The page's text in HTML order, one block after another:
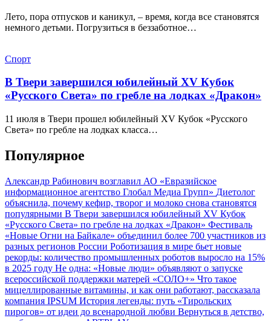
Лето, пора отпусков и каникул, – время, когда все становятся
немного детьми. Погрузиться в беззаботное…
Спорт
В Твери завершился юбилейный XV Кубок
«Русского Света» по гребле на лодках «Дракон»
11 июля в Твери прошел юбилейный XV Кубок «Русского
Света» по гребле на лодках класса…
Популярное
Александр Рабинович возглавил АО «Евразийское
информационное агентство Глобал Медиа Групп» Диетолог
объяснила, почему кефир, творог и молоко снова становятся
популярными В Твери завершился юбилейный XV Кубок
«Русского Света» по гребле на лодках «Дракон» Фестиваль
«Новые Огни на Байкале» объединил более 700 участников из
разных регионов России Роботизация в мире бьет новые
рекорды: количество промышленных роботов выросло на 15%
в 2025 году Не одна: «Новые люди» объявляют о запуске
всероссийской поддержки матерей «СОЛО+» Что такое
мицеллированные витамины, и как они работают, рассказала
компания IPSUM История легенды: путь «Тирольских
пирогов» от идеи до всенародной любви Вернуться в детство,